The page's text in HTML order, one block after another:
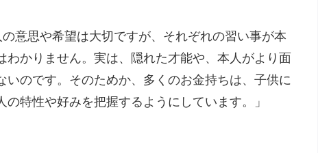
意思や希望は大切ですが、それぞれの習い事が本
かりません。実は、隠れた才能や、本人がより面
のです。そのためか、多くのお金持ちは、子供に
特性や好みを把握するようにしています。」